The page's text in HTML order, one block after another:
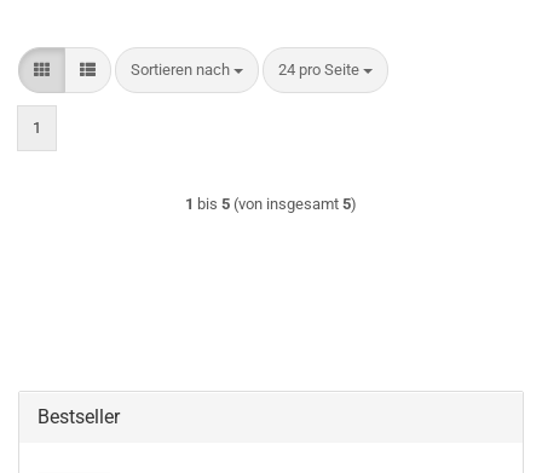
Sortieren nach
Sortieren nach 24 pro Seite
pro Seite
1
1 bis 5 (von insgesamt 5)
Bestseller